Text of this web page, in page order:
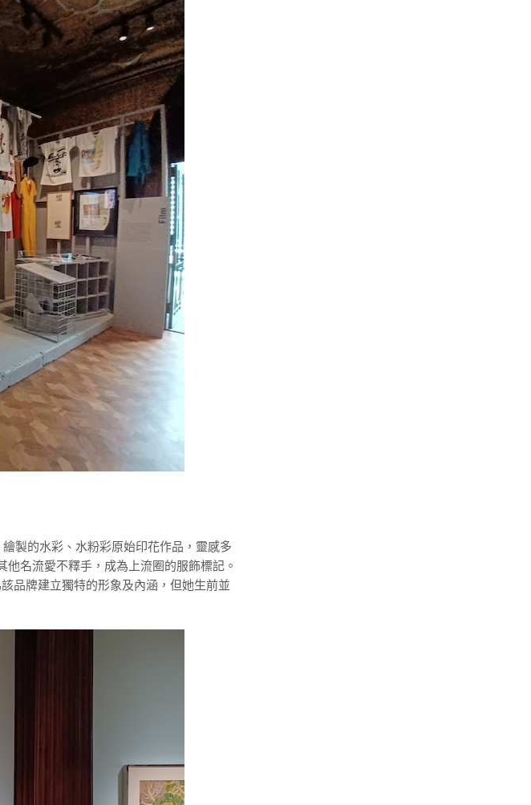
製的水彩、水粉彩原始印花作品，靈感多
名流愛不釋手，成為上流圈的服飾標記。
品牌建立獨特的形象及內涵，但她生前並